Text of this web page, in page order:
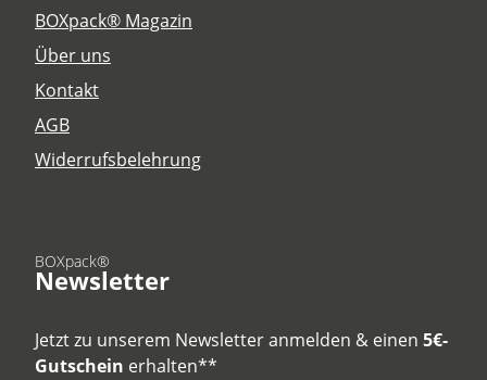
BOXpack® Magazin
Über uns
Kontakt
AGB
Widerrufsbelehrung
BOXpack®
Newsletter
Jetzt zu unserem Newsletter anmelden & einen 5€-
Gutschein erhalten**